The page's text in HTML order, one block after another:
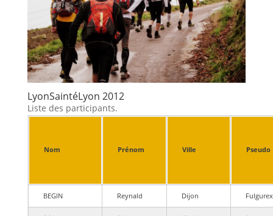
LyonSaintéLyon 2012
Liste des participants.
Nom Prénom Ville Pseudo
BEGIN Reynald Dijon Fulgurex